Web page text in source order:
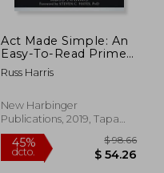
Act Made Simple: An
Easy-To-Read Primer
on Acceptance and
Commitment
Mastering act Series)
(en Inglés)
Russ Harris
New Harbinger
Publications, 2019, Tapa
Blanda, Nuevo